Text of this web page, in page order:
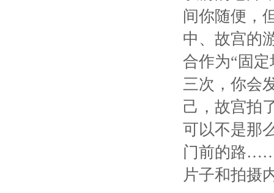
间你随便，
中、故宫的
合作为“固
三次，你会
己，故宫拍
可以不是那
门前的路……
片子和拍摄